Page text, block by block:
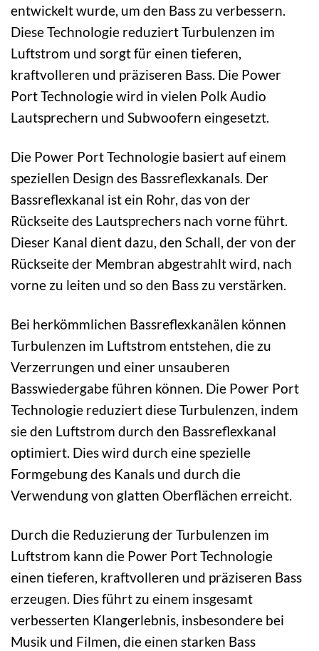
entwickelt wurde, um den Bass zu verbessern.
Diese Technologie reduziert Turbulenzen im
Luftstrom und sorgt für einen tieferen,
kraftvolleren und präziseren Bass. Die Power
Port Technologie wird in vielen Polk Audio
Lautsprechern und Subwoofern eingesetzt.
Die Power Port Technologie basiert auf einem
speziellen Design des Bassreflexkanals. Der
Bassreflexkanal ist ein Rohr, das von der
Rückseite des Lautsprechers nach vorne führt.
Dieser Kanal dient dazu, den Schall, der von der
Rückseite der Membran abgestrahlt wird, nach
vorne zu leiten und so den Bass zu verstärken.
Bei herkömmlichen Bassreflexkanälen können
Turbulenzen im Luftstrom entstehen, die zu
Verzerrungen und einer unsauberen
Basswiedergabe führen können. Die Power Port
Technologie reduziert diese Turbulenzen, indem
sie den Luftstrom durch den Bassreflexkanal
optimiert. Dies wird durch eine spezielle
Formgebung des Kanals und durch die
Verwendung von glatten Oberflächen erreicht.
Durch die Reduzierung der Turbulenzen im
Luftstrom kann die Power Port Technologie
einen tieferen, kraftvolleren und präziseren Bass
erzeugen. Dies führt zu einem insgesamt
verbesserten Klangerlebnis, insbesondere bei
Musik und Filmen, die einen starken Bass